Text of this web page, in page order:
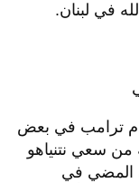
في لبنان.
ترامب في بعض
من سعي نتنياهو
المضي في